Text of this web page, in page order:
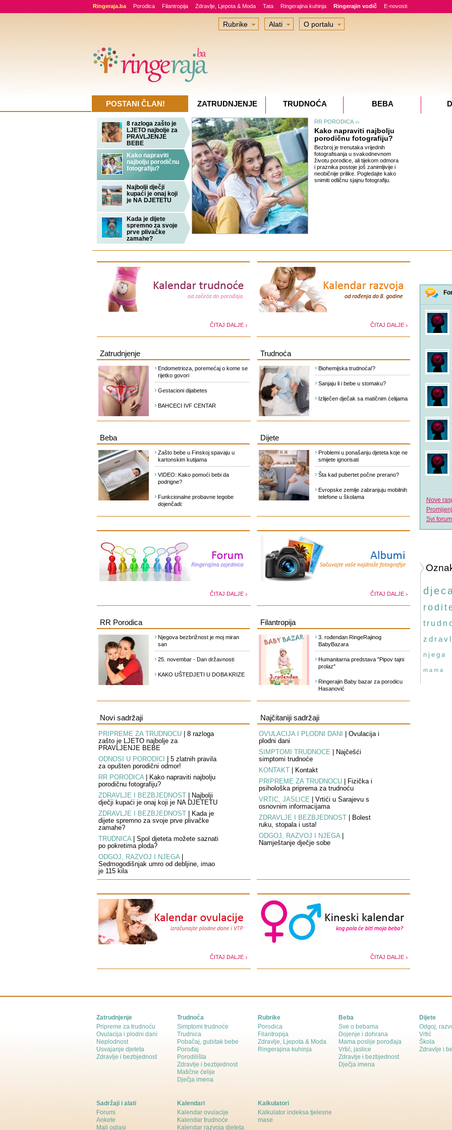
Ringeraja.ba Porodica Filantropija Zdravlje, Ljepota & Moda Tata Ringerajina kuhinja Ringerajin vodič E-novosti
8 razloga zašto je
LJETO najbolje za
PRAVLJENJE
BEBE
Kako napraviti
najbolju porodičnu
fotografiju?
Najbolji dječji
kupaći je onaj koji
je NA DJETETU
Kada je dijete
spremno za svoje
prve plivačke
zamahe?
RR PORODICA
Kako napraviti najbolju
porodičnu fotografiju?
Bezbroj je trenutaka vrijednih
fotografisanja u svakodnevnom
životu porodice, ali tijekom odmora
i praznika postoje još zanimljivije i
neobičnije prilike. Pogledajte kako
snimiti odličnu sjajnu fotografiju.
ČITAJ DALJE ČITAJ DALJE
Zatrudnjenje
Endometrioza, poremećaj o kome se
rijetko govori
Gestacioni dijabetes
BAHCECI IVF CENTAR
Trudnoća
Biohemijska trudnoća!?
Sanjaju li i bebe u stomaku?
Izliječen dječak sa matičnim ćelijama
Beba
Zašto bebe u Finskoj spavaju u
kartonskim kutijama
VIDEO: Kako pomoći bebi da
podrigne?
Funkcionalne probavne tegobe
dojenčadi:
Dijete
Problemi u ponašanju djeteta koje ne
smijete ignorisati
Šta kad pubertet počne prerano?
Evropske zemlje zabranjuju mobilnih
telefone u školama
ČITAJ DALJE ČITAJ DALJE
RR Porodica
Njegova bezbrižnost je moj miran
san
25. novembar - Dan državnosti
KAKO UŠTEDJETI U DOBA KRIZE
Filantropija
3. rođendan RingeRajinog
BabyBazara
Humanitarna predstava "Pipov tajni
prolaz"
Ringerajin Baby bazar za porodicu
Hasanović
Novi sadržaji
PRIPREME ZA TRUDNOĆU| 8 razloga
zašto je LJETO najbolje za
PRAVLJENJE BEBE
ODNOSI U PORODICI
5 zlatnih pravila
za opušten porodični odmor!
RR PORODICA|
Kako napraviti najbolju
porodičnu fotografiju?
ZDRAVLJE I BEZBJEDNOST|
Najbolji
dječji kupaći je onaj koji je NA DJETETU
ZDRAVLJE I BEZBJEDNOST|
Kada je
dijete spremno za svoje prve plivačke
zamahe?
TRUDNICA| Spol djeteta možete saznati
po pokretima ploda?
ODGOJ, RAZVOJ I NJEGA|
Sedmogodišnjak umro od debljine, imao
je 115 kila
Najčitaniji sadržaji
OVULACIJA I PLODNI DANI
Ovulacija i
plodni dani
SIMPTOMI TRUDNOĆE
Najčešći
simptomi trudnoće
KONTAKT|
Kontakt
PRIPREME ZA TRUDNOĆU|
Fizička i
psihološka priprema za trudnoću
VRTIĆ, JASLICE
Vrtići u Sarajevu s
osnovnim informacijama
ZDRAVLJE I BEZBJEDNOST|
Bolest
ruku, stopala i usta!
ODGOJ, RAZVOJ I NJEGA|
Namještanje dječje sobe
ČITAJ DALJE ČITAJ DALJE
Nove
Svi
njega
mama
Rubrike Alati O portalu
POSTANI ČLAN! ZATRUDNJENJE TRUDNOĆA BEBA
Zatrudnjenje
Pripreme za trudnoću
Ovulacija i plodni dani
Neplodnost
Usvajanje djeteta
Zdravlje i bezbjednost
Trudnoća
Simptomi trudnoće
Trudnica
Pobačaj, gubitak bebe
Porođaj
Porodilišta
Zdravlje i bezbjednost
Matične ćelije
Dječja imena
Rubrike
Porodica
Filantropija
Zdravlje, Ljepota & Moda
Ringerajina kuhinja
Beba
Sve o bebama
Dojenje i dohrana
Mama poslije porođaja
Vrtić, jaslice
Zdravlje i bezbjednost
Dječja imena
Dijete
Odgoj,
Vrtić
Škola
Zdravlje i
Sadržaji i alati
Forumi
Ankete
Mali oglasi
Kalendari
Kalendar ovulacije
Kalendar trudnoće
Kalendar razvoja djeteta
Kalkulatori
Kalkulator indeksa tjelesne
mase